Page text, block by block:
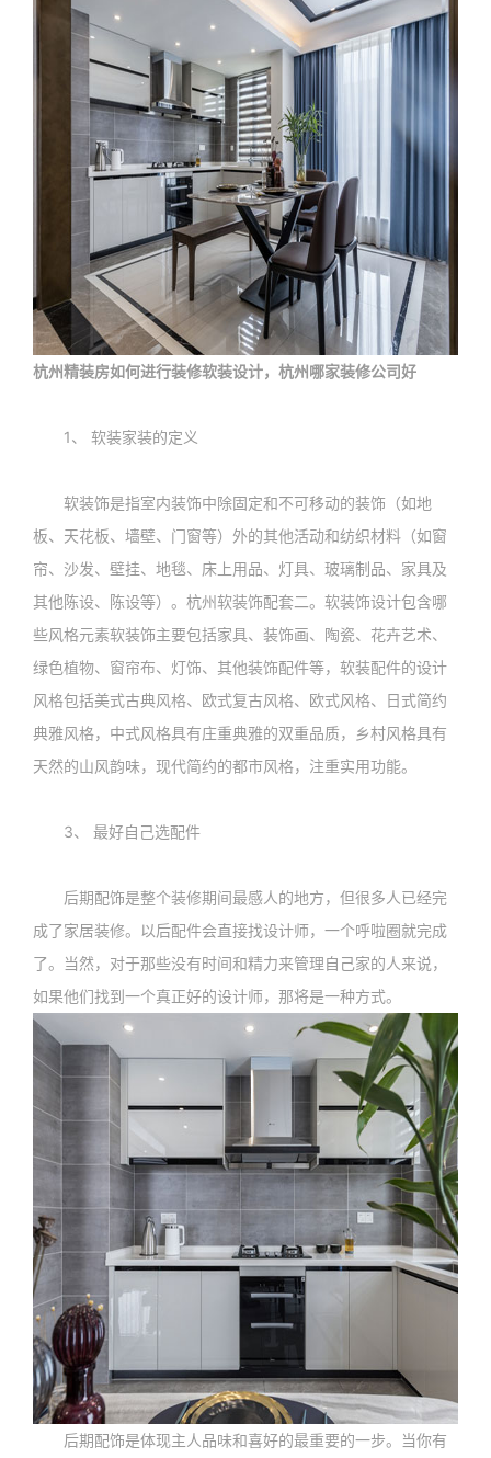
杭州精装房如何进行装修软装设计，杭州哪家装修公司好
1、 软装家装的定义
软装饰是指室内装饰中除固定和不可移动的装饰（如地
板、天花板、墙壁、门窗等）外的其他活动和纺织材料（如窗
帘、沙发、壁挂、地毯、床上用品、灯具、玻璃制品、家具及
其他陈设、陈设等）。杭州软装饰配套二。软装饰设计包含哪
些风格元素软装饰主要包括家具、装饰画、陶瓷、花卉艺术、
绿色植物、窗帘布、灯饰、其他装饰配件等，软装配件的设计
风格包括美式古典风格、欧式复古风格、欧式风格、日式简约
典雅风格，中式风格具有庄重典雅的双重品质，乡村风格具有
天然的山风韵味，现代简约的都市风格，注重实用功能。
3、 最好自己选配件
后期配饰是整个装修期间最感人的地方，但很多人已经完
成了家居装修。以后配件会直接找设计师，一个呼啦圈就完成
了。当然，对于那些没有时间和精力来管理自己家的人来说，
如果他们找到一个真正好的设计师，那将是一种方式。
后期配饰是体现主人品味和喜好的最重要的一步。当你有